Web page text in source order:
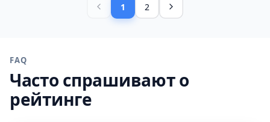
1 2
FAQ
Часто спрашивают о
рейтинге